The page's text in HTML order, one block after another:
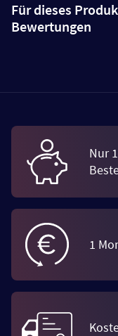
Für dieses
Bewertungen
Nur
1